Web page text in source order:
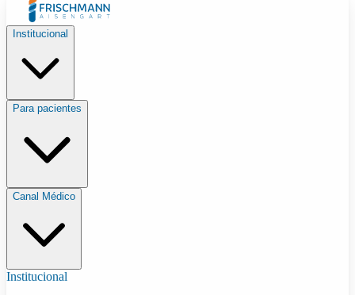
Institucional
Para pacientes
Canal Médico
Institucional